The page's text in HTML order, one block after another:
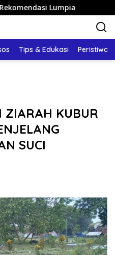
Panduan
Tips & Edukasi Peristiwa
ZIARAH KUBUR
SUCI